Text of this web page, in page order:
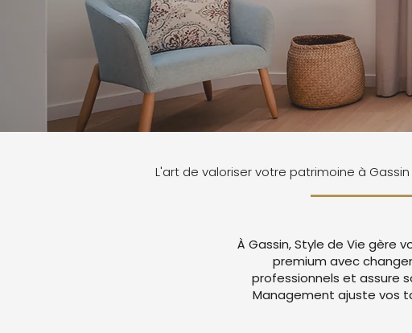
L'art de valoriser votre patrimoine à Gassin
À Gassin, Style de Vie gère
premium avec
professionnels et assure
Management ajuste vos